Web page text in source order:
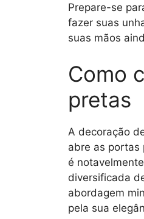
Prepare-se
fazer suas
suas mãos
Como
pretas
A decoração
abre as portas
é
diversificada
abordagem
pela sua